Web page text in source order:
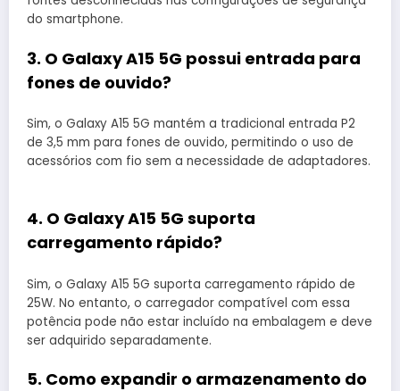
do smartphone.
3. O Galaxy A15 5G possui entrada para
fones de ouvido?
Sim, o Galaxy A15 5G mantém a tradicional entrada P2
de 3,5 mm para fones de ouvido, permitindo o uso de
acessórios com fio sem a necessidade de adaptadores.
4. O Galaxy A15 5G suporta
carregamento rápido?
Sim, o Galaxy A15 5G suporta carregamento rápido de
25W. No entanto, o carregador compatível com essa
potência pode não estar incluído na embalagem e deve
ser adquirido separadamente.
5. Como expandir o armazenamento do